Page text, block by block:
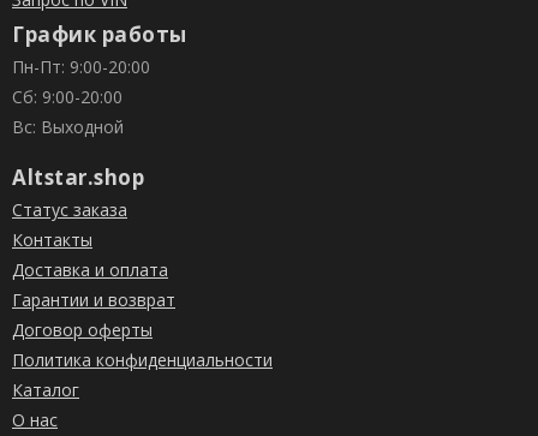
График работы
Пн-Пт: 9:00-20:00
Сб: 9:00-20:00
Вс: Выходной
Altstar.shop
Статус заказа
Контакты
Доставка и оплата
Гарантии и возврат
Договор оферты
Политика конфиденциальности
Каталог
О нас